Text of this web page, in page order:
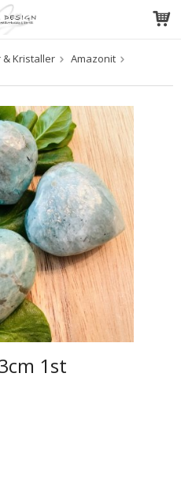
i varukorgen
Kristaller
Amazonit
1st